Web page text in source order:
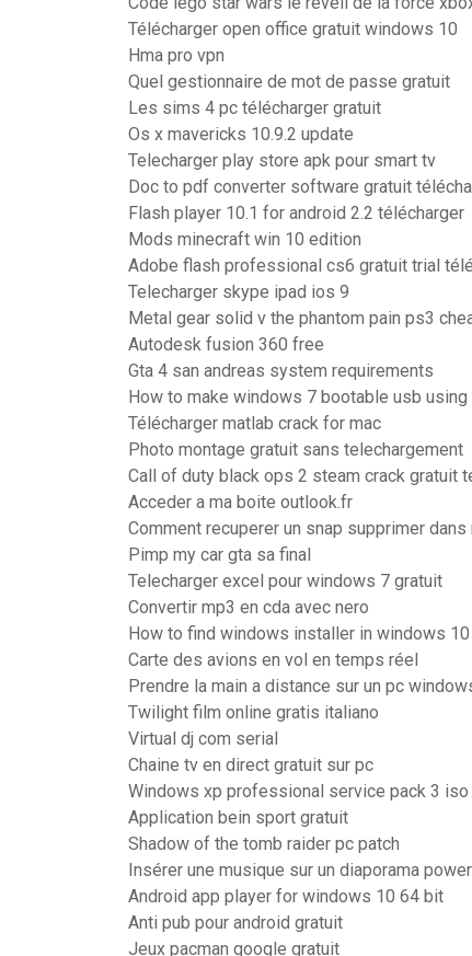
Télécharger open office gratuit windows 10
Hma pro vpn
Quel gestionnaire de mot de passe gratuit
Les sims 4 pc télécharger gratuit
Os x mavericks 10.9.2 update
Telecharger play store apk pour smart tv
Doc to pdf converter software gratuit
Flash player 10.1 for android 2.2 télécharger
Mods minecraft win 10 edition
Adobe flash professional cs6 gratuit trial
Telecharger skype ipad ios 9
Metal gear solid v the phantom pain ps3
Autodesk fusion 360 free
Gta 4 san andreas system requirements
How to make windows 7 bootable usb using
Télécharger matlab crack for mac
Photo montage gratuit sans telechargement
Call of duty black ops 2 steam crack gratuit
Acceder a ma boite outlook.fr
Comment recuperer un snap supprimer
Pimp my car gta sa final
Telecharger excel pour windows 7 gratuit
Convertir mp3 en cda avec nero
How to find windows installer in windows 10
Carte des avions en vol en temps réel
Prendre la main a distance sur un pc
Twilight film online gratis italiano
Virtual dj com serial
Chaine tv en direct gratuit sur pc
Windows xp professional service pack 3 iso
Application bein sport gratuit
Shadow of the tomb raider pc patch
Insérer une musique sur un diaporama
Android app player for windows 10 64 bit
Anti pub pour android gratuit
Jeux pacman google gratuit